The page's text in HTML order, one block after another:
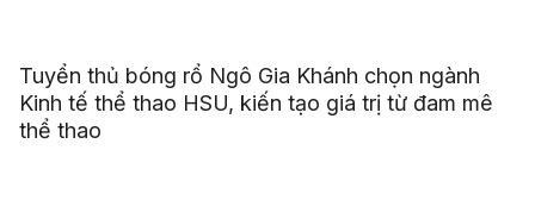
Tuyển thủ bóng rổ Ngô Gia Khánh chọn ngành
Kinh tế thể thao HSU, kiến tạo giá trị từ đam mê
thể thao